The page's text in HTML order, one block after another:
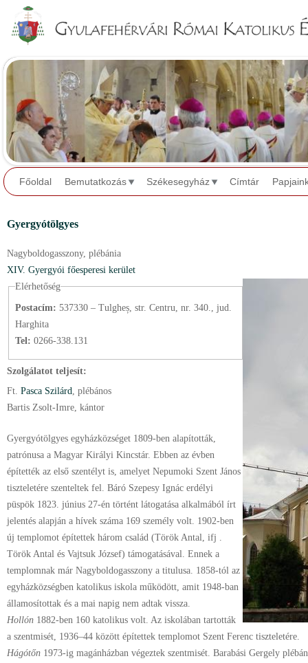
Főoldal Bemutatkozás Székesegyház Címtár
Gyergyótölgyes
Nagyboldogasszony, plébánia
XIV. Gyergyói főesperesi kerület
Elérhetőség
Postacím: 537330 – Tulgheș, str. Centru, nr. 340., jud.
Harghita
Tel: 0266-338.131
Szolgálatot teljesít:
Ft. Pasca Szilárd
, plébános
Bartis Zsolt-Imre, kántor
Gyergyótölgyes egyházközséget 1809-ben alapították,
patrónusa a Magyar Királyi Kincstár. Ebben az évben
építették az első szentélyt is, amelyet Nepumoki Szent János
tiszteletére szenteltek fel. Báró Szepesy Ignác erdélyi
püspök 1823. június 27-én történt látogatása alkalmából írt
jelentés alapján a hívek száma 169 személy volt. 1902-ben
új templomot építettek három család (Török Antal, ifj .
Török Antal és Vajtsuk József) támogatásával. Ennek a
templomnak már Nagyboldogasszony a titulusa. 1858-tól az
egyházközségben katolikus iskola működött, amit 1948-ban
államosítottak és a mai napig nem adtak vissza.
Hollón 1882-ben 160 katolikus volt. Az iskolában tartották
a szentmisét, 1936–44 között építettek templomot Szent Ferenc tiszteletére.
Hágótőn 1973-ig magánházban végeztek szentmisét. Barabási Gergely